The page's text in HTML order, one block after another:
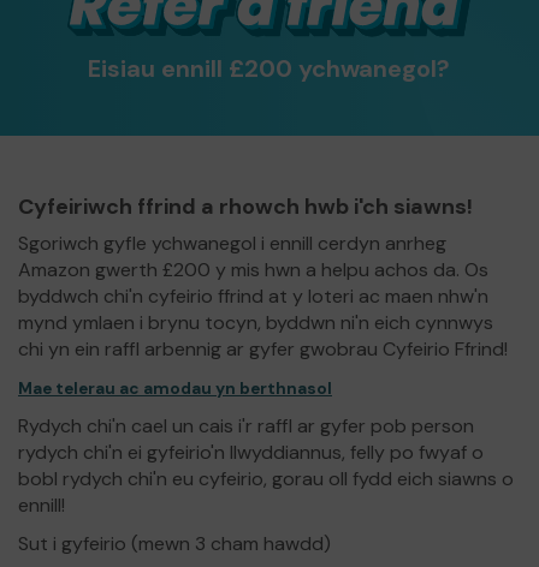
Eisiau ennill £200 ychwanegol?
Cyfeiriwch ffrind a rhowch hwb i'ch siawns!
Sgoriwch gyfle ychwanegol i ennill cerdyn anrheg
Amazon gwerth £200 y mis hwn a helpu achos da. Os
byddwch chi'n cyfeirio ffrind at y loteri ac maen nhw'n
mynd ymlaen i brynu tocyn, byddwn ni'n eich cynnwys
chi yn ein raffl arbennig ar gyfer gwobrau Cyfeirio Ffrind!
Mae telerau ac amodau yn berthnasol
Rydych chi'n cael un cais i'r raffl ar gyfer pob person
rydych chi'n ei gyfeirio'n llwyddiannus, felly po fwyaf o
bobl rydych chi'n eu cyfeirio, gorau oll fydd eich siawns o
ennill!
Sut i gyfeirio (mewn 3 cham hawdd)